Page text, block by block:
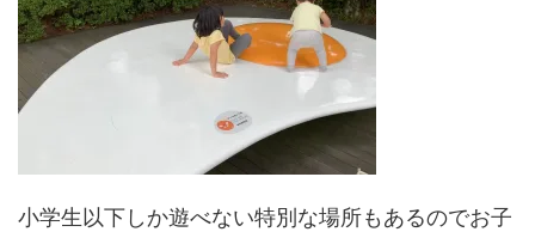
小学生以下しか遊べない特別な場所もあるのでお子